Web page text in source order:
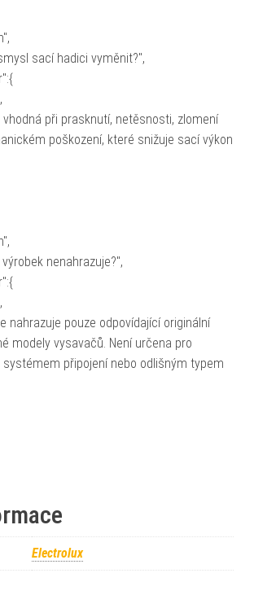
sací hadici vyměnit?",
při prasknutí, netěsnosti, zlomení
poškození, které snižuje sací výkon
nenahrazuje?",
nahrazuje pouze odpovídající originální
modely vysavačů. Není určena pro
připojení nebo odlišným typem
Electrolux